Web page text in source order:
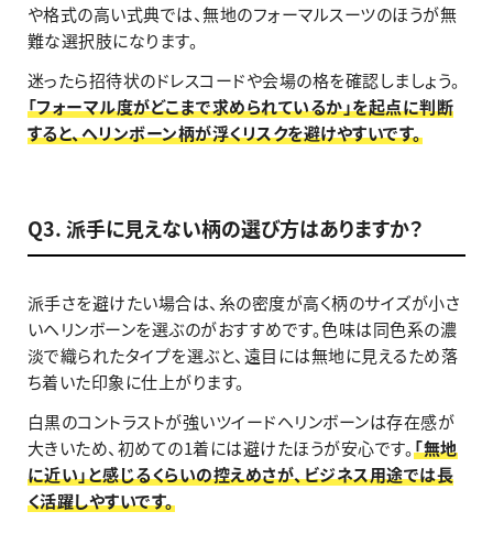
や格式の高い式典では、無地のフォーマルスーツのほうが無
難な選択肢になります。
迷ったら招待状のドレスコードや会場の格を確認しましょう。
「フォーマル度がどこまで求められているか」を起点に判断
すると、ヘリンボーン柄が浮くリスクを避けやすいです。
Q3. 派手に見えない柄の選び方はありますか？
派手さを避けたい場合は、糸の密度が高く柄のサイズが小さ
いヘリンボーンを選ぶのがおすすめです。色味は同色系の濃
淡で織られたタイプを選ぶと、遠目には無地に見えるため落
ち着いた印象に仕上がります。
白黒のコントラストが強いツイードヘリンボーンは存在感が
大きいため、初めての1着には避けたほうが安心です。「無地
に近い」と感じるくらいの控えめさが、ビジネス用途では長
く活躍しやすいです。